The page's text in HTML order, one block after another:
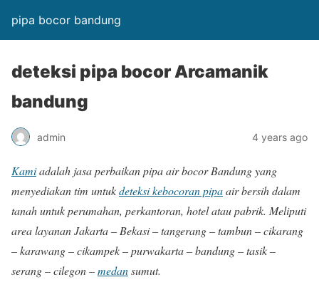
pipa bocor bandung
deteksi pipa bocor Arcamanik
bandung
admin 4 years ago
Kamiadalah jasa perbaikan pipa air bocor Bandung yang
menyediakan tim untukdeteksi kebocoran pipaair bersih dalam
tanah untuk perumahan, perkantoran, hotel atau pabrik. Meliputi
area layanan Jakarta – Bekasi – tangerang – tambun – cikarang
– karawang – cikampek – purwakarta – bandung – tasik –
serang – cilegon –medansumut.